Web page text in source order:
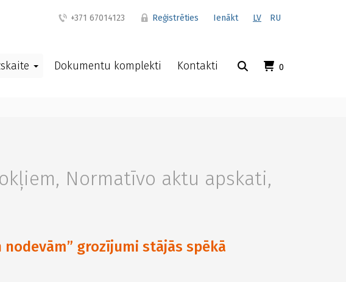
+371 67014123 Reģistrēties Ienākt LV RU
0
Dokumentu komplekti Kontakti
, Normatīvo aktu apskati,
grozījumi stājās spēkā